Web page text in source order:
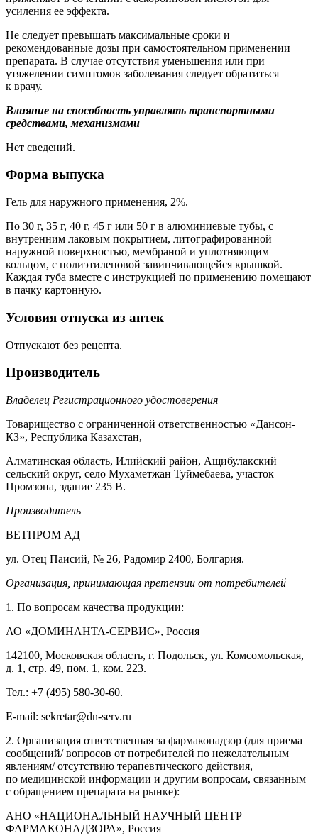
усиления ее эффекта.
Не следует превышать максимальные сроки и
рекомендованные дозы при самостоятельном применении
препарата. В случае отсутствия уменьшения или при
утяжелении симптомов заболевания следует обратиться
к врачу.
Влияние на способность управлять транспортными
средствами, механизмами
Нет сведений.
Форма выпуска
Гель для наружного применения, 2%.
По 30 г, 35 г, 40 г, 45 г или 50 г в алюминиевые тубы, с
внутренним лаковым покрытием, литографированной
наружной поверхностью, мембраной и уплотняющим
кольцом, с полиэтиленовой завинчивающейся крышкой.
Каждая туба вместе с инструкцией по применению помещают
в пачку картонную.
Условия отпуска из аптек
Отпускают без рецепта.
Производитель
Владелец Регистрационного удостоверения
Товарищество с ограниченной ответственностью «Дансон-
КЗ», Республика Казахстан,
Алматинская область, Илийский район, Ащибулакский
сельский округ, село Мухаметжан Туймебаева, участок
Промзона, здание 235 В.
Производитель
ВЕТПРОМ АД
ул. Отец Паисий, № 26, Радомир 2400, Болгария.
Организация, принимающая претензии от потребителей
1. По вопросам качества продукции:
АО «ДОМИНАНТА-СЕРВИС», Россия
142100, Московская область, г. Подольск, ул. Комсомольская,
д. 1, стр. 49, пом. 1, ком. 223.
Тел.: +7 (495) 580-30-60.
E-mail: sekretar@dn-serv.ru
2. Организация ответственная за фармаконадзор (для приема
сообщений/ вопросов от потребителей по нежелательным
явлениям/ отсутствию терапевтического действия,
по медицинской информации и другим вопросам, связанным
с обращением препарата на рынке):
АНО «НАЦИОНАЛЬНЫЙ НАУЧНЫЙ ЦЕНТР
ФАРМАКОНАДЗОРА», Россия